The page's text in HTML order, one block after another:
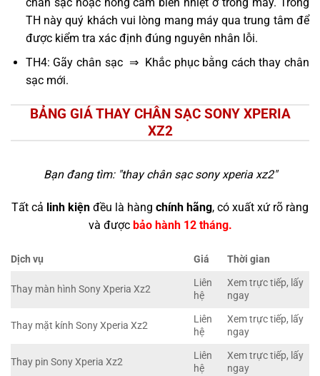
TH này quý khách vui lòng mang máy qua trung tâm để
được kiểm tra xác định đúng nguyên nhân lỗi.
TH4: Gãy chân sạc ⇒ Khắc phục bằng cách thay chân
sạc mới.
BẢNG GIÁ THAY CHÂN SẠC SONY XPERIA
XZ2
Bạn đang tìm: "thay chân sạc sony xperia xz2"
Tất cả linh kiện đều là hàng chính hãng, có xuất xứ rõ ràng
và được bảo hành 12 tháng.
Dịch vụ Giá Thời gian
Thay màn hình Sony Xperia Xz2
Liên
hệ
Xem trực tiếp, lấy
ngay
Thay mặt kính Sony Xperia Xz2
Liên
hệ
Xem trực tiếp, lấy
ngay
Thay pin Sony Xperia Xz2
Liên
hệ
Xem trực tiếp, lấy
ngay